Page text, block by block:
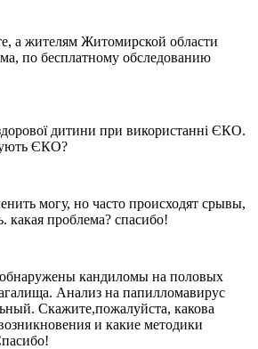
а жителям Житомирской области
по бесплатному обследованию
дитини при використанні ЄКО.
ЄКО?
могу, но часто происходят срывы,
какая проблема? спасибо!
обнаружены кандиломы на половых
Анализ на папилломавирус
Скажите,пожалуйста, какова
и какие методики